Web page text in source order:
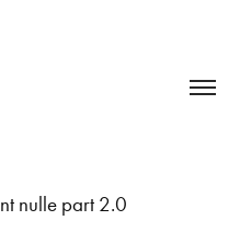
nulle part 2.0